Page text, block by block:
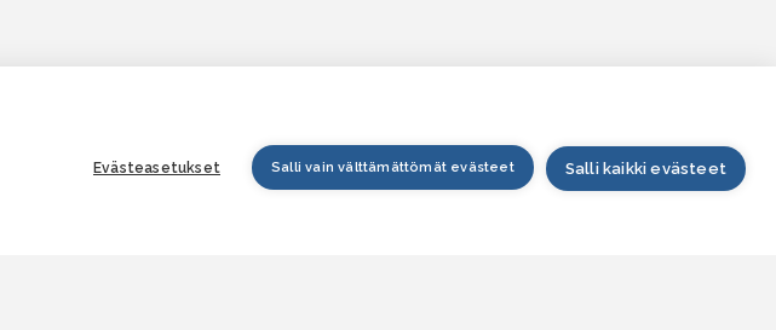
Evästeasetukset Salli vain välttämättömät evästeet Salli kaikki evästeet